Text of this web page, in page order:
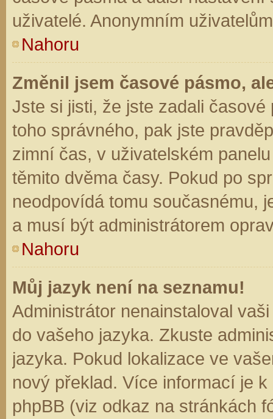
uživatelé. Anonymním
Nahoru
Změnil jsem časové pásmo,
Jste si jisti, že jste zadali
toho správného, pak jste
zimní čas, v uživatelském
těmito dvěma časy. Pokud po
neodpovídá tomu současnému,
a musí být administrátorem
Nahoru
Můj jazyk není na seznamu!
Administrátor nenainstaloval
do vašeho jazyka. Zkuste
jazyka. Pokud lokalizace ve
nový překlad. Více informací je
phpBB (viz odkaz na stránkách